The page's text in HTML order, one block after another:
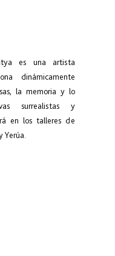
es una artista
dinámicamente
la memoria y lo
surrealistas y
en los talleres de